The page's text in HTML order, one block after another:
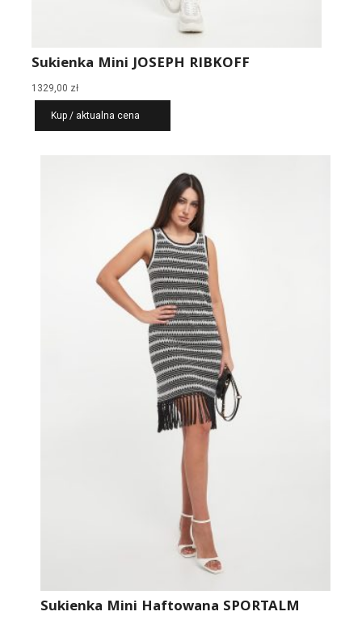
Sukienka Mini JOSEPH RIBKOFF
1329,00 zł
Kup / aktualna cena
Sukienka Mini Haftowana SPORTALM